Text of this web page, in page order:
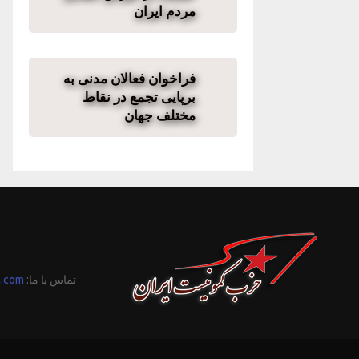
مردم ایران
فراخوان فعالان مدنی به
برپایی تجمع در نقاط
مختلف جهان
تماس با ما: